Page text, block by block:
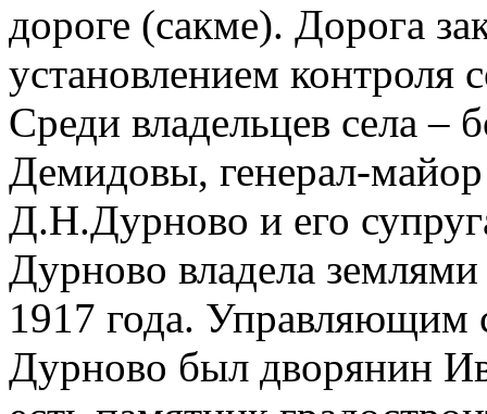
дороге (сакме). Дорога
установлением контроля
Среди владельцев села –
Демидовы, генерал-
Д.Н.Дурново и его
Дурново владела
1917 года. Управляющим
Дурново был дворянин